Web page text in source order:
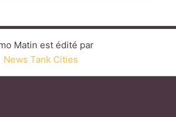
LINKEDINTWITTERFACEBOOK
YOUTUBE